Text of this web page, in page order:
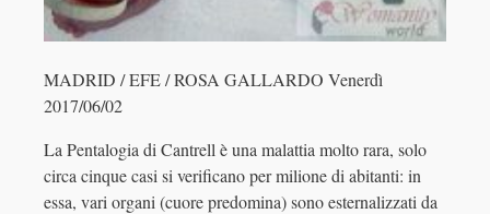
MADRID / EFE / ROSA GALLARDO Venerdì
2017/06/02
La Pentalogia di Cantrell è una malattia molto rara, solo
circa cinque casi si verificano per milione di abitanti: in
essa, vari organi (cuore predomina) sono esternalizzati da